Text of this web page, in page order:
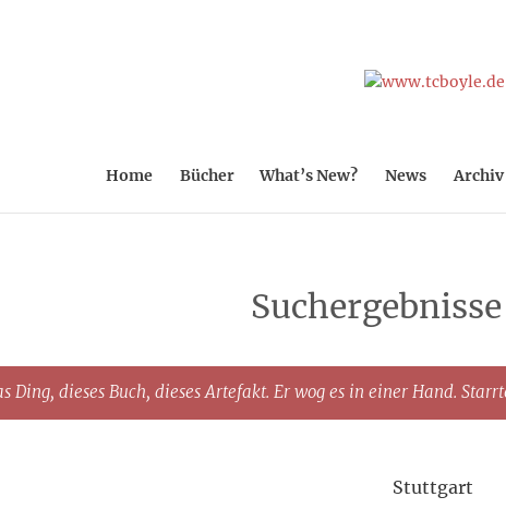
Home Bücher What’s New? News Archiv
Ding, dieses Buch, dieses Artefakt. Er wog es in einer Hand.
Stuttgart